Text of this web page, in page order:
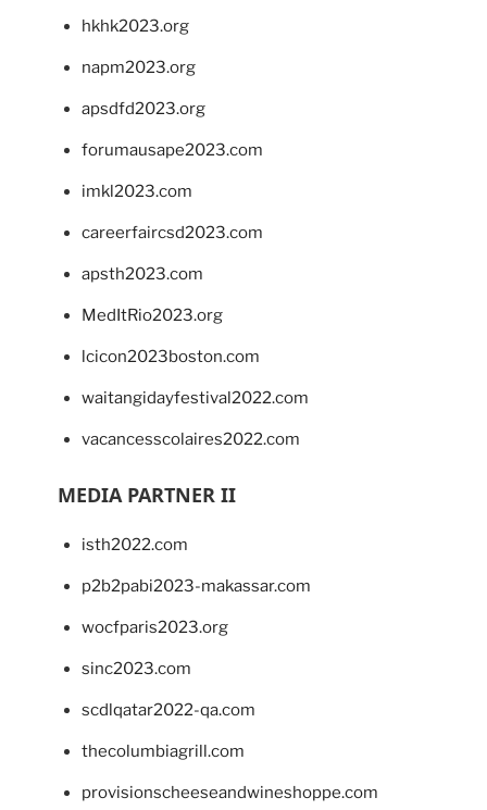
hkhk2023.org
napm2023.org
apsdfd2023.org
forumausape2023.com
imkl2023.com
careerfaircsd2023.com
apsth2023.com
MedItRio2023.org
lcicon2023boston.com
waitangidayfestival2022.com
vacancesscolaires2022.com
MEDIA PARTNER II
isth2022.com
p2b2pabi2023-makassar.com
wocfparis2023.org
sinc2023.com
scdlqatar2022-qa.com
thecolumbiagrill.com
provisionscheeseandwineshoppe.com